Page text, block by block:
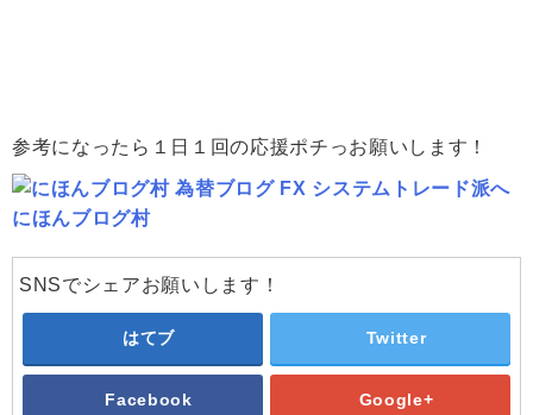
参考になったら１日１回の応援ポチっお願いします！
にほんブログ村
SNSでシェアお願いします！
はてブ Twitter
Facebook Google+